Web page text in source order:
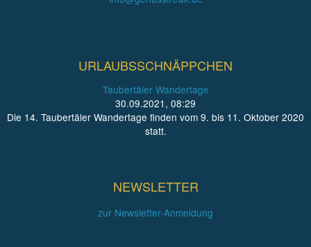
URLAUBSSCHNÄPPCHEN
Taubertäler Wandertage
30.09.2021, 08:29
Die 14. Taubertäler Wandertage finden vom 9. bis 11. Oktober 2020
statt.
NEWSLETTER
zur Newsletter-Anmeldung